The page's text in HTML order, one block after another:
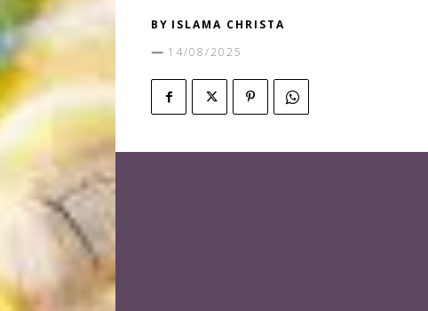
BY ISLAMA CHRISTA
14/08/2025